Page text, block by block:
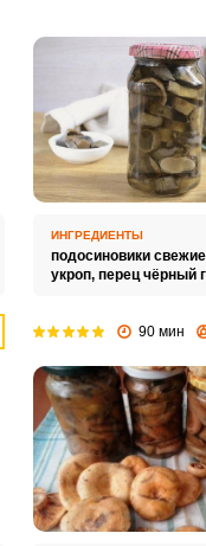
ИНГРЕДИЕНТЫ
подосиновики
укроп, перец чёрный
90 мин